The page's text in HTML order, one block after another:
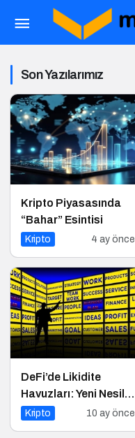
Son Yazılarımız
Kripto Piyasasında
“Bahar” Esintisi
Kripto 4 ay önce
DeFi’de Likidite
Havuzları: Yeni Nesil
Finansın Kalbi
Kripto 10 ay önce